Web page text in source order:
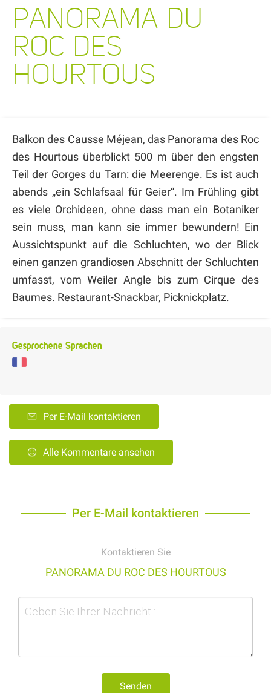
PANORAMA DU
ROC DES
HOURTOUS
Balkon des Causse Méjean, das Panorama des Roc
des Hourtous überblickt 500 m über den engsten
Teil der Gorges du Tarn: die Meerenge. Es ist auch
abends „ein Schlafsaal für Geier“. Im Frühling gibt
es viele Orchideen, ohne dass man ein Botaniker
sein muss, man kann sie immer bewundern! Ein
Aussichtspunkt auf die Schluchten, wo der Blick
einen ganzen grandiosen Abschnitt der Schluchten
umfasst, vom Weiler Angle bis zum Cirque des
Baumes. Restaurant-Snackbar, Picknickplatz.
Gesprochene Sprachen
Per E-Mail kontaktieren
Alle Kommentare ansehen
Per E-Mail kontaktieren
Kontaktieren Sie
PANORAMA DU ROC DES HOURTOUS
Senden